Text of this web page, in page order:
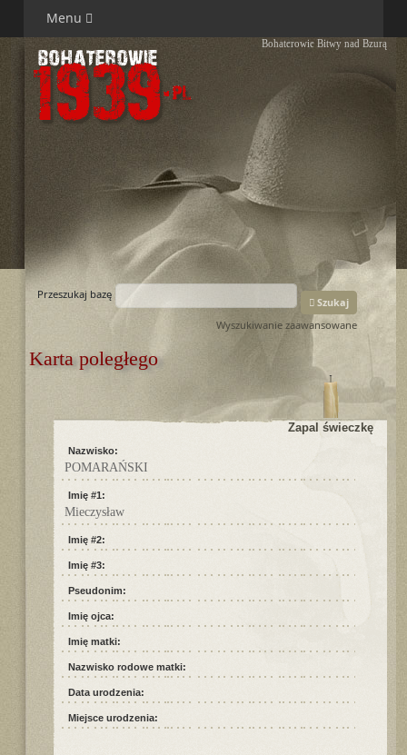
Menu
Bohaterowie Bitwy nad Bzurą
Przeszukaj bazę
Szukaj
Wyszukiwanie zaawansowane
Karta poległego
Zapal świeczkę
Nazwisko:
POMARAŃSKI
Imię #1:
Mieczysław
Imię #2:
Imię #3:
Pseudonim:
Imię ojca:
Imię matki:
Nazwisko rodowe matki:
Data urodzenia:
Miejsce urodzenia: